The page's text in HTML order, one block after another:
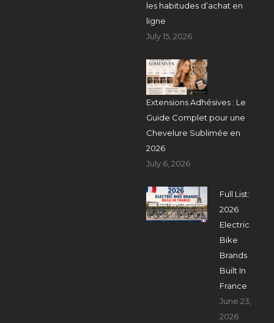
les habitudes d’achat en
ligne
July 15, 2026
Extensions Adhésives : Le
Guide Complet pour une
Chevelure Sublimée en
2026
July 6, 2026
Full List:
2026
Electric
Bike
Brands
Built In
France
June 23,
2026